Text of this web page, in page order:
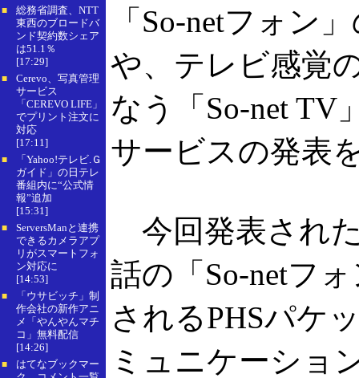
■
総務省調査、NTT
東西のブロードバ
ンド契約数シェア
は51.1％
[17:29]
■
Cerevo、写真管理
サービス
「CEREVO LIFE」
でプリント注文に
対応
[17:11]
■
「Yahoo!テレビ.Ｇ
ガイド」の日テレ
番組内に“公式情
報”追加
[15:31]
■
ServersManと連携
できるカメラアプ
リがスマートフォ
ン対応に
[14:53]
■
「ウサビッチ」制
作会社の新作アニ
メ「やんやんマチ
コ」無料配信
[14:26]
■
はてなブックマー
「So-netフォン
や、テレビ感覚
なう「So-net TV
サービスの発表
今回発表され
話の「So-netフ
されるPHSパケ
ミュニケーショ